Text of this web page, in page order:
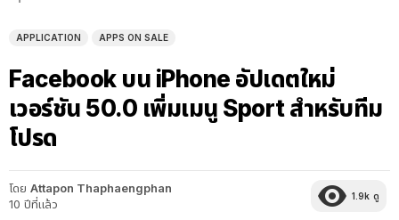
APPLICATION APPS ON SALE
Facebook บน iPhone อัปเดตใหม่
เวอร์ชัน 50.0 เพิ่มเมนู Sport สำหรับทีม
โปรด
โดย Attapon Thaphaengphan
10 ปีที่แล้ว
1.9k ดู